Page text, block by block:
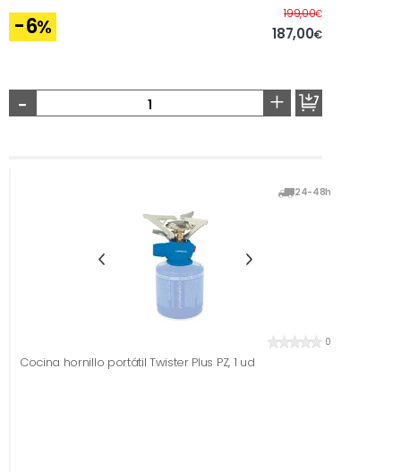
-6%
199,00€Before
187,00€
- +
24-48h
0
Cocina hornillo portátil Twister Plus PZ, 1 ud